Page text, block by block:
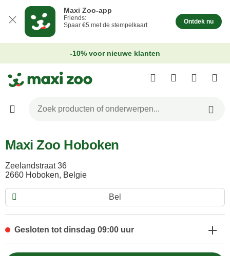
Maxi Zoo-app
Friends:
Spaar €5 met de stempelkaart
Ontdek nu
-10% voor nieuwe klanten
Maxi Zoo Hoboken
Zeelandstraat 36
2660 Hoboken, Belgie
Bel
Gesloten tot dinsdag 09:00 uur